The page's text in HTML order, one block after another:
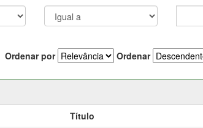
Ordenar por Ordenar
Título